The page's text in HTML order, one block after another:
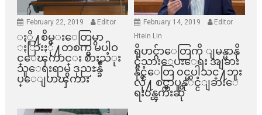
February 22, 2019 Editor
ႏို႔စိမ္းေတြမွာ
ႏြားႏို႔တစက္မွ မပါဝ
င္ေၾကာင္း စားသံုး
သူေရးရာမွ ဒုညႊန္ခ်ဳ
ပ္ေျပာၾကား
February 14, 2019
Editor
Htein Lin
ရိုဟင္ဂ်ာေတြကို ျမန္မာနို
င္ငံသားေပးေရး အျခား
နိုင္ငံေတြ ၀င္မပါသင္႔ဘူး
လို႔ စင္ကာပူနုိင္ငံျခားေ
ရး၀န္ၾကီးဆို